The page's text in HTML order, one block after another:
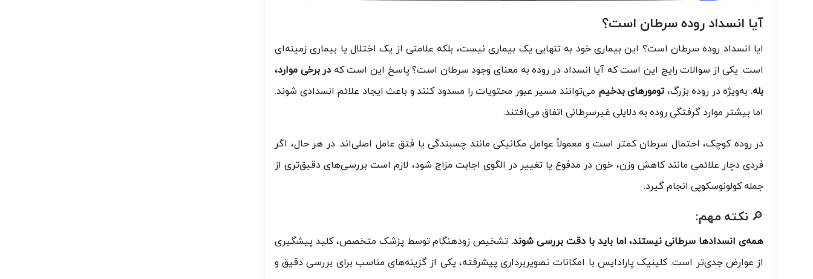
آیا انسداد روده سرطان است؟
ایا انسداد روده سرطان است؟ این بیماری خود به تنهایی یک بیماری نیست، بلکه علامتی از یک اختلال یا بیماری زمینه‌ای
است. یکی از سوالات رایج این است که آیا انسداد در روده به معنای وجود سرطان است؟ پاسخ این است که در برخی موارد،
بله.به‌ویژه در روده بزرگ، تومورهای بدخیم می‌توانند مسیر عبور محتویات را مسدود کنند و باعث ایجاد علائم انسدادی شوند.
اما بیشتر موارد گرفتگی روده به دلایلی غیرسرطانی اتفاق می‌افتند.
در روده کوچک، احتمال سرطان کمتر است و معمولاً عوامل مکانیکی مانند چسبندگی یا فتق عامل اصلی‌اند. در هر حال، اگر
فردی دچار علائمی مانند کاهش وزن، خون در مدفوع یا تغییر در الگوی اجابت مزاج شود، لازم است بررسی‌های دقیق‌تری از
جمله کولونوسکوپی انجام گیرد.
🔎 نکته مهم:
همه‌ی انسدادها سرطانی نیستند، اما باید با دقت بررسی شوند.تشخیص زودهنگام توسط پزشک متخصص، کلید پیشگیری
از عوارض جدی‌تر است. کلینیک پارادایس با امکانات تصویربرداری پیشرفته، یکی از گزینه‌های مناسب برای بررسی دقیق و